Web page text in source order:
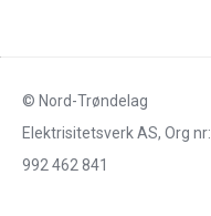
© Nord-Trøndelag
Elektrisitetsverk AS, Org nr:
992 462 841